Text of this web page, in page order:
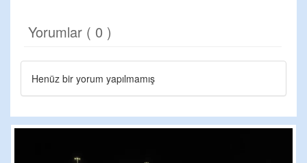
Yorumlar ( 0 )
Henüz bir yorum yapılmamış